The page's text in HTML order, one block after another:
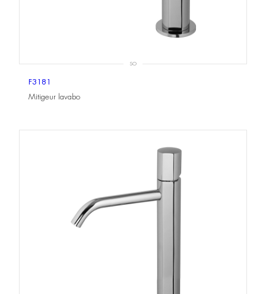
SO
F3181
Mitigeur lavabo